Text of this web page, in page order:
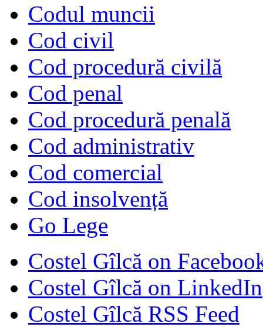
Codul muncii
Cod civil
Cod procedură civilă
Cod penal
Cod procedură penală
Cod administrativ
Cod comercial
Cod insolvență
Go Lege
Costel Gîlcă on
Costel Gîlcă on LinkedIn
Costel Gîlcă RSS Feed